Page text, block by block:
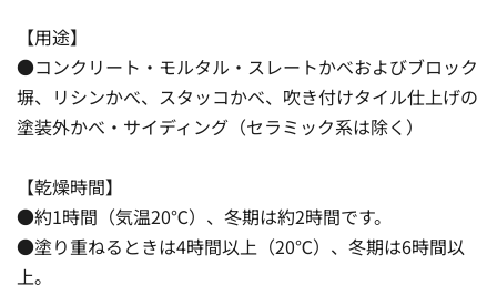
【用途】
●コンクリート・モルタル・スレートかべおよびブロック
塀、リシンかべ、スタッコかべ、吹き付けタイル仕上げの
塗装外かべ・サイディング（セラミック系は除く）
【乾燥時間】
●約1時間（気温20℃）、冬期は約2時間です。
●塗り重ねるときは4時間以上（20℃）、冬期は6時間以
上。